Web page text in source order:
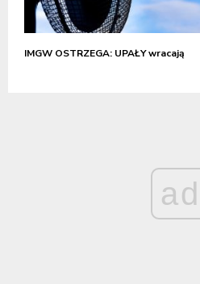
IMGW OSTRZEGA: UPAŁY wracają
ad